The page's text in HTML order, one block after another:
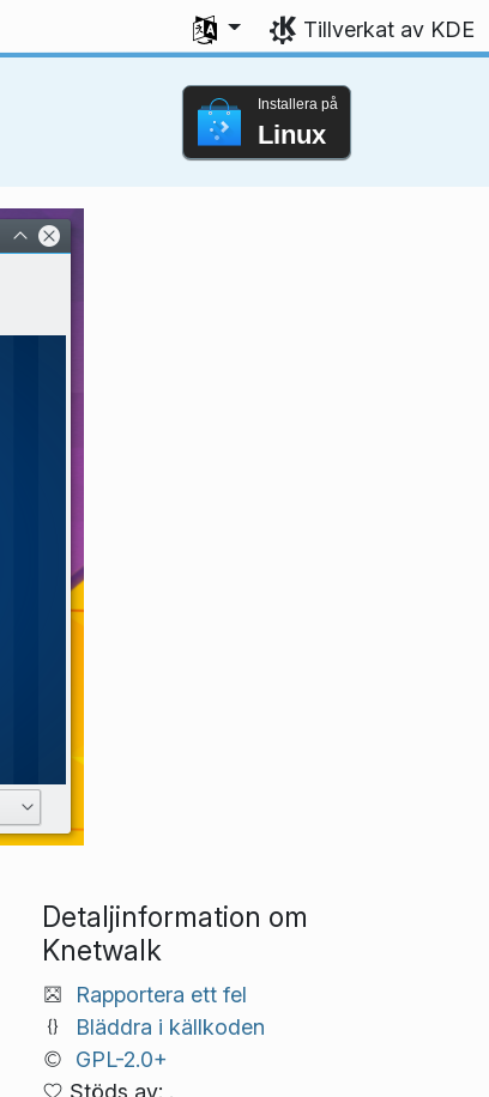
Välj ditt språk
Tillverkat av KDE
Installera på
Linux
Detaljinformation om
Knetwalk
Rapportera ett fel
Bläddra i källkoden
GPL-2.0+